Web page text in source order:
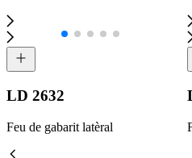
LD 2632
Feu de gabarit latèral